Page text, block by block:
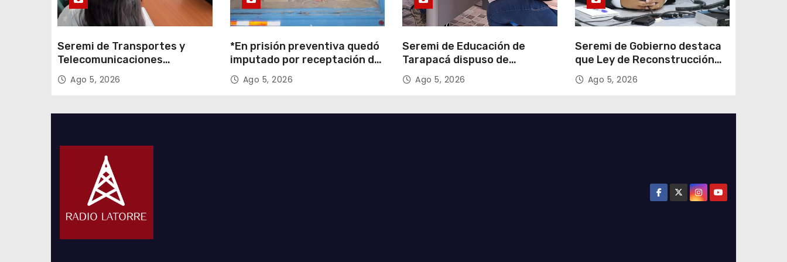
a
s
Seremi de Transportes y
Telecomunicaciones
encabezó primera mesa de
coordinación para el retiro de
Ago 5, 2026
*En prisión preventiva quedó
imputado por receptación de
cigarrillos avaluados en
$1.600 millones*
Ago 5, 2026
Seremi de Educación de
Tarapacá dispuso de
facilitadores para apoyar
proceso de Admisión Escolar
Ago 5, 2026
Seremi de Gobierno destaca
que Ley de Reconstrucción
Nacional impulsará la
inversión y el empleo en
Ago 5, 2026